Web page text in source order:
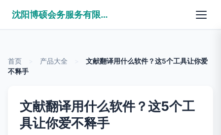
沈阳博硕会务服务有限公司
首页 产品大全
文献翻译用什么软件？这5个工具让你爱
不释手
文献翻译用什么软件？这5个工
具让你爱不释手